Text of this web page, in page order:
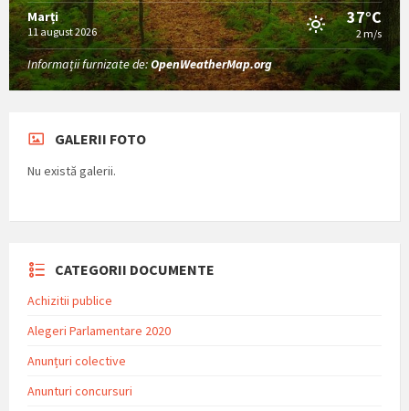
Marți
11 august 2026
37°C
2 m/s
Informații furnizate de:OpenWeatherMap.org
GALERII FOTO
Nu există galerii.
CATEGORII DOCUMENTE
Achizitii publice
Alegeri Parlamentare 2020
Anunțuri colective
Anunturi concursuri